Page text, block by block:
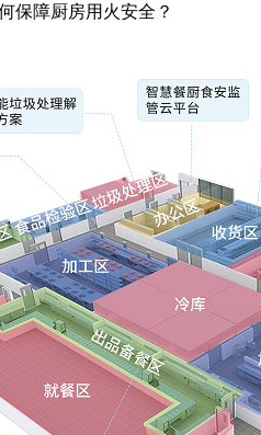
保障厨房用火安全？